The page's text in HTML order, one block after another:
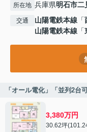
所在地 兵庫県明石市二
交通 山陽電鉄本線 「
山陽電鉄本線 「
「オール電化」「並列2
3,380万円
30.62坪